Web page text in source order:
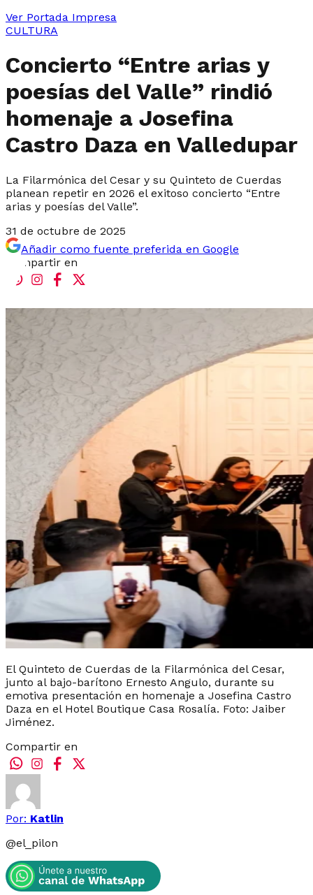
Ver Portada Impresa
CULTURA
Concierto “Entre arias y
poesías del Valle” rindió
homenaje a Josefina
Castro Daza en Valledupar
La Filarmónica del Cesar y su Quinteto de Cuerdas
planean repetir en 2026 el exitoso concierto “Entre
arias y poesías del Valle”.
31 de octubre de 2025
Añadir como fuente preferida en Google
Compartir en
El Quinteto de Cuerdas de la Filarmónica del Cesar,
junto al bajo-barítono Ernesto Angulo, durante su
emotiva presentación en homenaje a Josefina Castro
Daza en el Hotel Boutique Casa Rosalía. Foto: Jaiber
Jiménez.
Compartir en
Por: Katlin
@el_pilon